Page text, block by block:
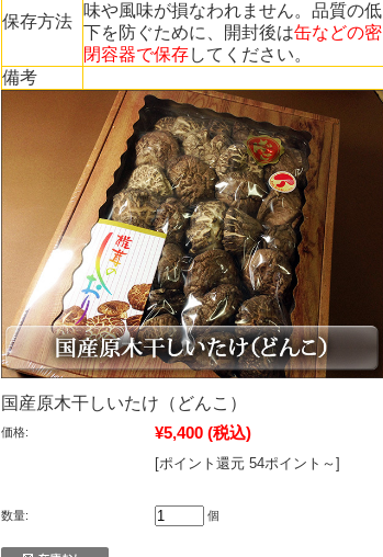
保存方法
味や風味が損なわれません。品質の低
下を防ぐために、開封後は缶などの密
閉容器で保存してください。
備考
国産原木干しいたけ（どんこ）
価格: ¥5,400 (税込)
[ポイント還元 54ポイント～]
数量: 個